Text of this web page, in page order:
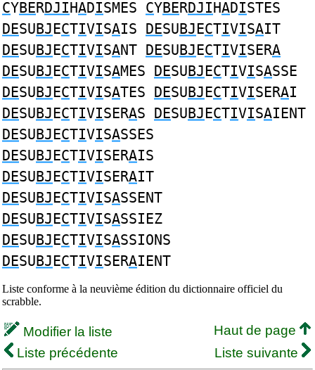
CYBERDJIHADISMES CYBERDJIHADISTES
DESUBJECTIVISAIS DESUBJECTIVISAIT
DESUBJECTIVISANT DESUBJECTIVISERA
DESUBJECTIVISAMES DESUBJECTIVISASSE
DESUBJECTIVISATES DESUBJECTIVISERAI
DESUBJECTIVISERAS DESUBJECTIVISAIENT
DESUBJECTIVISASSES
DESUBJECTIVISERAIS
DESUBJECTIVISERAIT
DESUBJECTIVISASSENT
DESUBJECTIVISASSIEZ
DESUBJECTIVISASSIONS
DESUBJECTIVISERAIENT
Liste conforme à la neuvième édition du dictionnaire officiel du
scrabble.
Modifier la liste
Haut de page
Liste précédente
Liste suivante